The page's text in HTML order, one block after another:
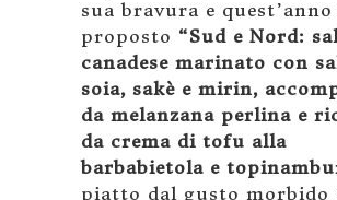
sua bravura e quest’anno
proposto “Sud e Nord:
canadese marinato con
soia, sakè e mirin,
da melanzana perlina e
da crema di tofu alla
barbabietola e
piatto dal gusto morbido